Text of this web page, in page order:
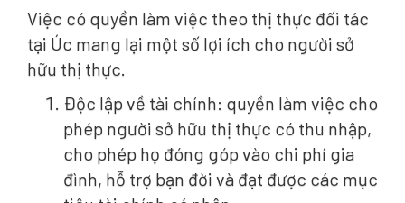
Việc có quyền làm việc theo thị thực đối tác
tại Úc mang lại một số lợi ích cho người sở
hữu thị thực.
Độc lập về tài chính: quyền làm việc cho
phép người sở hữu thị thực có thu nhập,
cho phép họ đóng góp vào chi phí gia
đình, hỗ trợ bạn đời và đạt được các mục